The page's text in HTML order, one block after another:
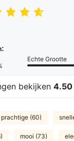
Echte Grootte
bekijken 4.50
prachtige (60)
mooi (73)